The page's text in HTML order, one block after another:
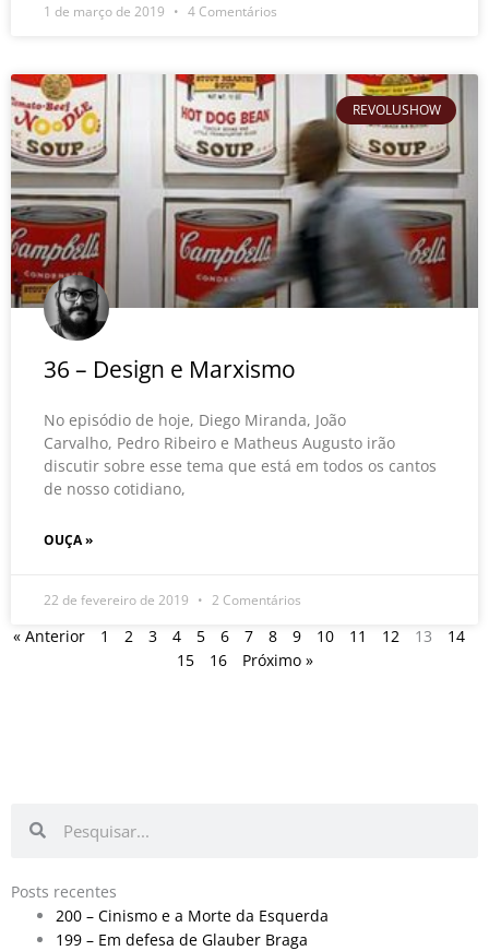
1 de março de 2019 4 Comentários
REVOLUSHOW
36 – Design e Marxismo
No episódio de hoje, Diego Miranda, João
Carvalho, Pedro Ribeiro e Matheus Augusto irão
discutir sobre esse tema que está em todos os cantos
de nosso cotidiano,
OUÇA »
22 de fevereiro de 2019 2 Comentários
« Anterior 1 2 3 4 5 6 7 8 9 10 11 12 13
14
15
16 Próximo »
Posts recentes
200 – Cinismo e a Morte da Esquerda
199 – Em defesa de Glauber Braga